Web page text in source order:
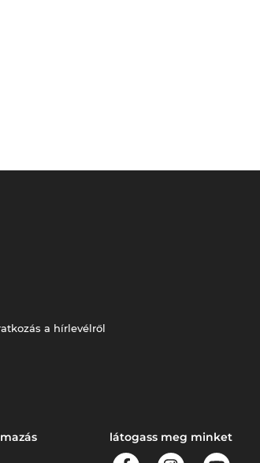
a hírlevélről
látogass meg minket